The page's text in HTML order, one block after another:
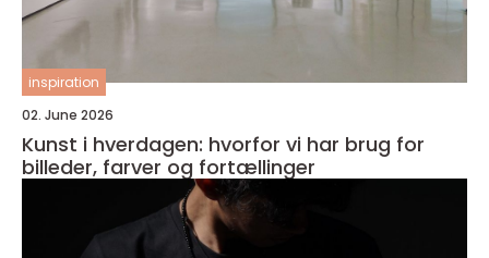
inspiration
02. June 2026
Kunst i hverdagen: hvorfor vi har brug for
billeder, farver og fortællinger